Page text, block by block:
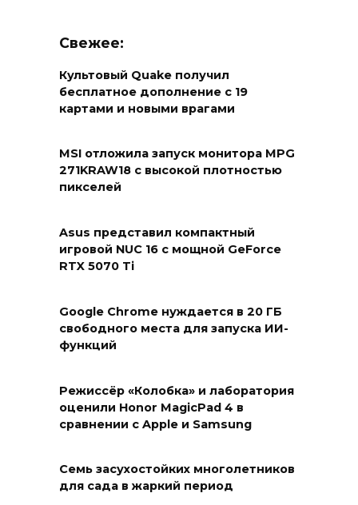
Свежее:
Культовый Quake получил
бесплатное дополнение с 19
картами и новыми врагами
MSI отложила запуск монитора MPG
271KRAW18 с высокой плотностью
пикселей
Asus представил компактный
игровой NUC 16 с мощной GeForce
RTX 5070 Ti
Google Chrome нуждается в 20 ГБ
свободного места для запуска ИИ-
функций
Режиссёр «Колобка» и лаборатория
оценили Honor MagicPad 4 в
сравнении с Apple и Samsung
Семь засухостойких многолетников
для сада в жаркий период